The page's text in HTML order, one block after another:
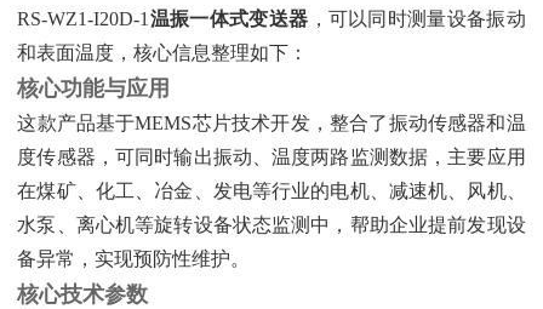
RS-WZ1-I20D-1 温振一体式变送器 ‌，可以同时测量设备振动
和表面温度，核心信息整理如下：
核心功能与应用
这款产品基于MEMS芯片技术开发，整合了振动传感器和温
度传感器，可同时输出振动、温度两路监测数据，主要应用
在煤矿、化工、冶金、发电等行业的电机、减速机、风机、
水泵、离心机等旋转设备状态监测中，帮助企业提前发现设
备异常，实现预防性维护。
核心技术参数